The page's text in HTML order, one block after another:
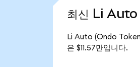
최신 Li
Li Auto (Ondo
은 $11.57만입니다.